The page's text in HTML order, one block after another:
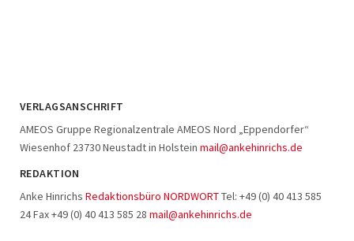
VERLAGSANSCHRIFT
AMEOS Gruppe Regionalzentrale AMEOS Nord „Eppendorfer“
Wiesenhof 23730 Neustadt in Holstein mail@ankehinrichs.de
REDAKTION
Anke Hinrichs Redaktionsbüro NORDWORTTel: +49 (0) 40 413 585
24 Fax +49 (0) 40 413 585 28 mail@ankehinrichs.de